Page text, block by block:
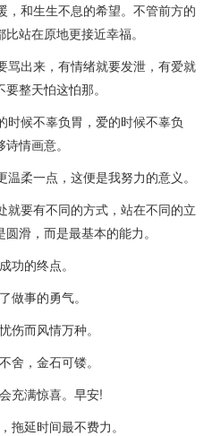
，和生生不息的希望。不管前方的
站在原地更接近幸福。
骂出来，有情绪就要发泄，有爱就
整天怕这怕那。
候不辜负胃，爱的时候不辜负
情画意。
柔一点，这便是我努力的意义。
就要有不同的方式，站在不同的立
滑，而是最基本的能力。
功的终点。
做事的勇气。
伤而风情万种。
舍，金石可镂。
充满惊喜。早安!
拖延时间最不费力。